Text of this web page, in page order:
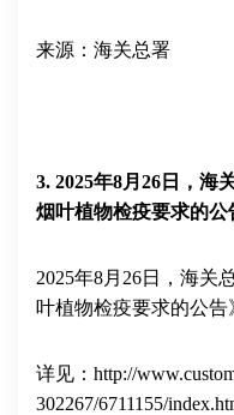
来源：海关总署
3. 2025年8月 26 日，海
烟叶植物检疫要求的公
2025年8月 26日，海关
叶植物检疫要求的公告
详见： http://
302267/6711155/